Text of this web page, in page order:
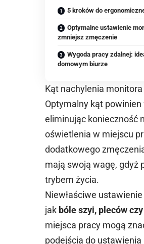
5 kroków do
Optymalne ustawienie
zmniejsz zmęczenie
Wygoda pracy zdalnej:
domowym biurze
Kąt nachylenia
Optymalny kąt
eliminując konieczność
oświetlenia w miejscu
dodatkowego
mają swoją wagę, gdyż
trybem życia.
Niewłaściwe
jak bóle szyi, pleców
miejsca pracy mogą
podejścia do